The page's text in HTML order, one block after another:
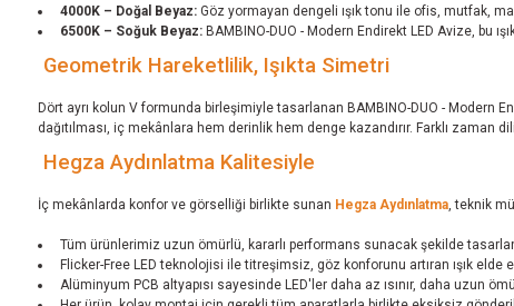
4000K – Doğal Beyaz: Göz yormayan dengeli ışık tonu ile ofis, mutfak,
6500K – Soğuk Beyaz: BAMBINO-DUO - Modern Endirekt LED Avize, bu
Geometrik Hareketlilik, Işıkta Simetri
Dört ayrı kolun V formunda birleşimiyle tasarlanan BAMBINO-DUO - Modern
dağıtılması, iç mekânlara hem derinlik hem denge kazandırır. Farklı zaman
Hegza Aydınlatma Kalitesiyle
İç mekânlarda konfor ve görselliği birlikte sunan Hegza Aydınlatma, teknik
Tüm ürünlerimiz uzun ömürlü, kararlı performans sunacak şekilde
Flicker-Free LED teknolojisi ile titreşimsiz, göz konforunu artıran ışık elde
Alüminyum PCB altyapısı sayesinde LED'ler daha az ısınır, daha uzun